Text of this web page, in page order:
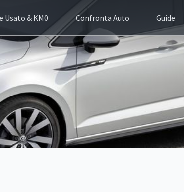
Usato & KM0 Confronta Auto Guide